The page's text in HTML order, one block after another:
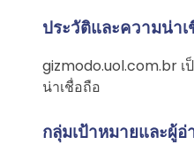
ประวัติและความน่าเ
gizmodo.uol.com.br
น่าเชื่อถือ
กลุ่มเป้าหมายและผู้อ่